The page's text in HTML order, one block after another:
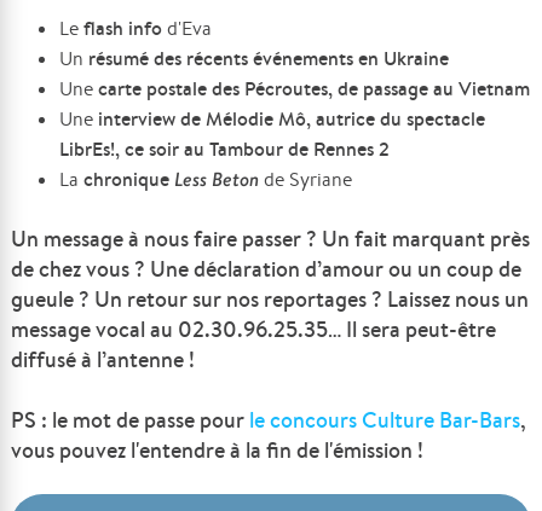
Le flash infod'Eva
Un résumé des récents événements en Ukraine
Une carte postale des Pécroutes, de passage au Vietnam
Une interview de Mélodie Mô, autrice du spectacle
LibrEs!, ce soir au Tambour de Rennes 2
La chronique Less Betonde Syriane
Un message à nous faire passer ? Un fait marquant près
de chez vous ? Une déclaration d’amour ou un coup de
gueule ? Un retour sur nos reportages ? Laissez nous un
message vocal au 02.30.96.25.35… Il sera peut-être
diffusé à l’antenne !
PS : le mot de passe pour le concours Culture Bar-Bars,
vous pouvez l'entendre à la fin de l'émission !